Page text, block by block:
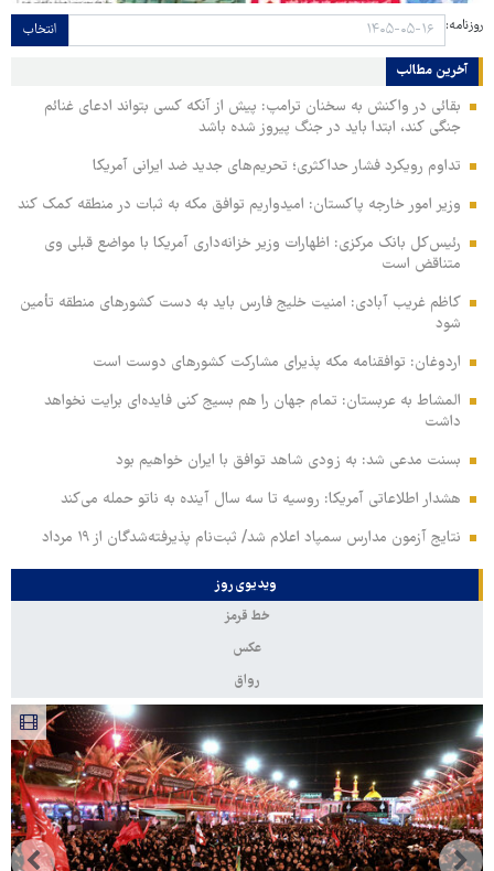
روزنامه: انتخاب
آخرین مطالب
بقائی در واکنش به سخنان ترامپ: پیش از آنکه کسی بتواند ادعای غنائم
جنگی کند، ابتدا باید در جنگ پیروز شده باشد
تداوم رویکرد فشار حداکثری؛ تحریم‌های جدید ضد ایرانی آمریکا
وزیر امور خارجه پاکستان: امیدواریم توافق مکه به ثبات در منطقه کمک کند
رئیس‌کل بانک مرکزی: اظهارات وزیر خزانه‌داری آمریکا با مواضع قبلی وی
متناقض است
کاظم غریب آبادی: امنیت خلیج فارس باید به دست کشورهای منطقه تأمین
شود
اردوغان: توافقنامه مکه پذیرای مشارکت کشورهای دوست است
المشاط به عربستان: تمام جهان را هم بسیج کنی فایده‌ای برایت نخواهد
داشت
بسنت مدعی شد: به زودی شاهد توافق با ایران خواهیم بود
هشدار اطلاعاتی آمریکا: روسیه تا سه سال آینده به ناتو حمله می‌کند
نتایج آزمون مدارس سمپاد اعلام شد/ ثبت‌نام پذیرفته‌شدگان از ۱۹ مرداد
ویدیوی روز
خط قرمز
عکس
رواق